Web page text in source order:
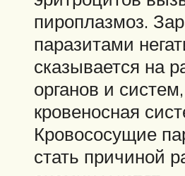
пироплазмоз.
паразитами
сказывается на
органов и
кровеносная
Кровососущие
стать причиной